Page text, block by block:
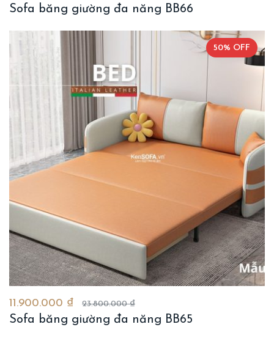
Sofa băng giường đa năng BB66
50% OFF
11.900.000 ₫ 23.800.000 ₫
Sofa băng giường đa năng BB65